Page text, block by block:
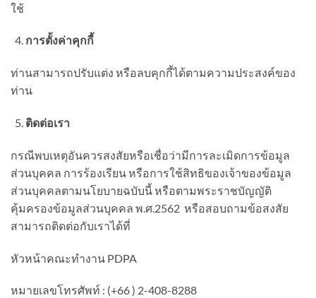
ใช้
การตั้งค่าคุกกี้
ท่านสามารถปรับแต่ง หรือลบคุกกี้ได้ตามความประสงค์ของ
ท่าน
ติดต่อเรา
กรณีพบเหตุอันควรสงสัยหรือเชื่อว่ามีการละเมิดการข้อมูล
ส่วนบุคคล การร้องเรียน หรือการใช้สิทธิของเจ้าของข้อมูล
ส่วนบุคคลตามนโยบายฉบับนี้ หรือตามพระราชบัญญัติ
คุ้มครองข้อมูลส่วนบุคคล พ.ศ.2562 หรือสอบถามข้อสงสัย
สามารถติดต่อกับเราได้ที่
หัวหน้าคณะทำงาน PDPA
หมายเลขโทรศัพท์ : (+66 ) 2-408-8288